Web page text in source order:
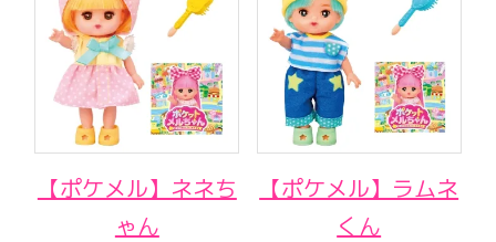
【ポケメル】ネネち
ゃん
【ポケメル】ラムネ
くん